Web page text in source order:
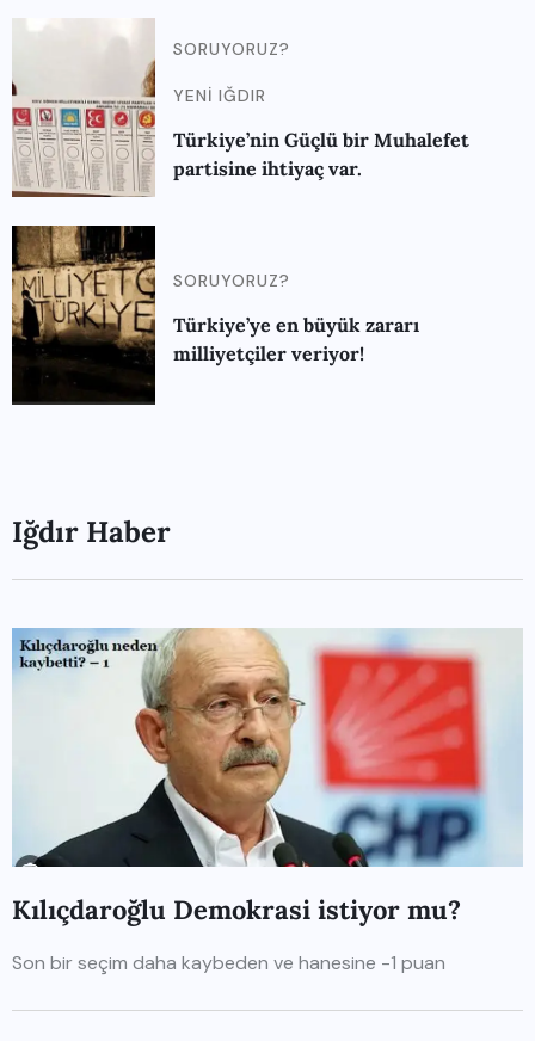
SORUYORUZ?
YENI IĞDIR
Türkiye’nin Güçlü bir Muhalefet
partisine ihtiyaç var.
SORUYORUZ?
Türkiye’ye en büyük zararı
milliyetçiler veriyor!
Iğdır Haber
Kılıçdaroğlu Demokrasi istiyor mu?
Son bir seçim daha kaybeden ve hanesine -1 puan